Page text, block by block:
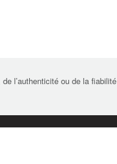
l’authenticité ou de la fiabilité